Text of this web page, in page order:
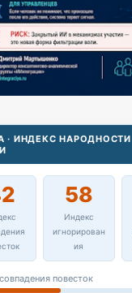
· ИНДЕКС НАРОДНОСТИ
58
Индекс
игнорирован
ия
повесток